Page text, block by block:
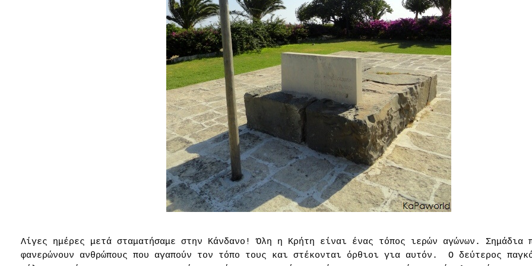
Λίγες ημέρες μετά σταματήσαμε στην Κάνδανο! Όλη η Κρήτη είναι ένας τόπος ιερών αγώνων. Σημάδια
φανερώνουν ανθρώπους που αγαπούν τον τόπο τους και στέκονται όρθιοι για αυτόν.
Ο δεύτερος